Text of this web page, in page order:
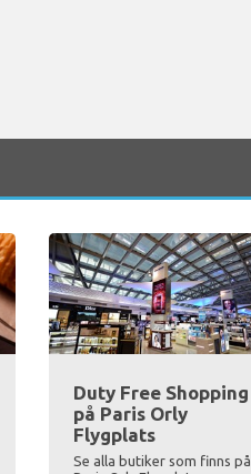
Duty Free Shopping
på Paris Orly
Flygplats
Se alla butiker som finns på